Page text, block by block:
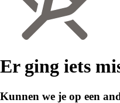
Er ging iets
Kunnen we je op een